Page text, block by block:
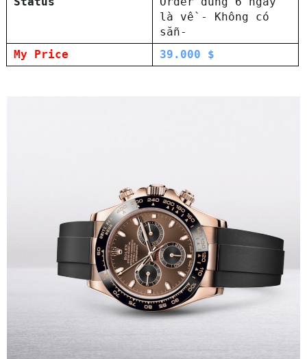
là về - Không có
sẵn-
My Price
39.000 $